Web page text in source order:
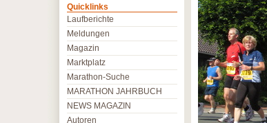
Quicklinks
Laufberichte
Meldungen
Magazin
Marktplatz
Marathon-Suche
MARATHON JAHRBUCH
NEWS MAGAZIN
Autoren